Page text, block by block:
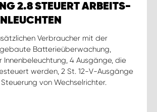
2.8 STEUERT ARBEITS-
Verbraucher mit der
Batterieüberwachung,
Innenbeleuchtung, 4 Ausgänge, die
werden, 2 St. 12-V-Ausgänge
von Wechselrichter.